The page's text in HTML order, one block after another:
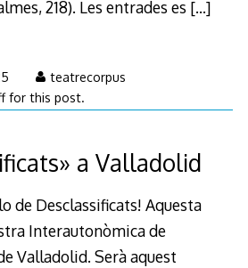
218). Les entrades es […]
5
de
2025
teatrecorpus
for this post.
a Valladolid
de Desclassificats! Aquesta
Interautonòmica de
Valladolid. Serà aquest